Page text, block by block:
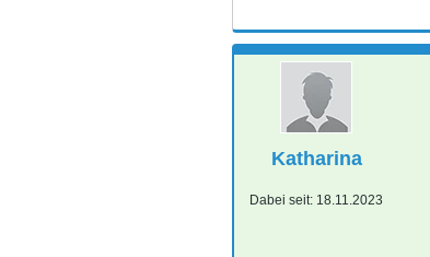
Katharina
Dabei seit: 18.11.2023